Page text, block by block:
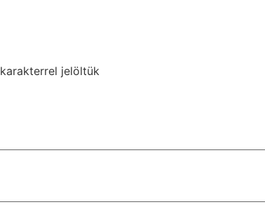
karakterrel jelöltük